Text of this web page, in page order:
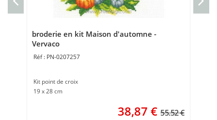
broderie en kit Maison d'automne -
Vervaco
PN-0207257
Kit point de croix
19 x 28 cm
38,87 € 55.52 €